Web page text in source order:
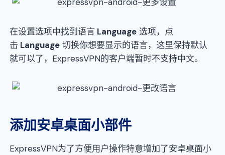
在设置选项中找到语言 Language 选项，点
击 Language 切换你想要显示的语言，这里保持默认
就可以了，ExpressVPN的客户端暂时不支持中文。
添加安卓桌面小部件
ExpressVPN为了方便用户操作特意增加了安卓桌面小